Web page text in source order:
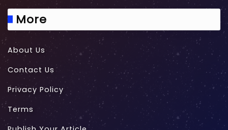
More
About Us
Contact Us
Privacy Policy
Terms